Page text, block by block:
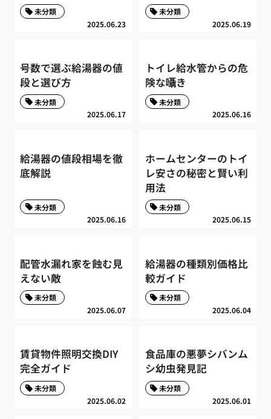
2025.06.23
未分類
2025.06.19
未分類
号数で選ぶ給湯器の値
段と選び方
2025.06.17
未分類
トイレ給水管からの危
険な囁き
2025.06.16
未分類
給湯器の値段相場を徹
底解説
2025.06.16
未分類
ホームセンターのトイ
レ安さの秘密と賢い利
用法
2025.06.15
未分類
配管水漏れ家を蝕む見
えない敵
2025.06.07
未分類
給湯器の種類別価格比
較ガイド
2025.06.04
未分類
賃貸物件照明交換DIY
完全ガイド
2025.06.02
未分類
食品庫の悪夢シバンム
シ幼虫発見記
2025.06.01
未分類